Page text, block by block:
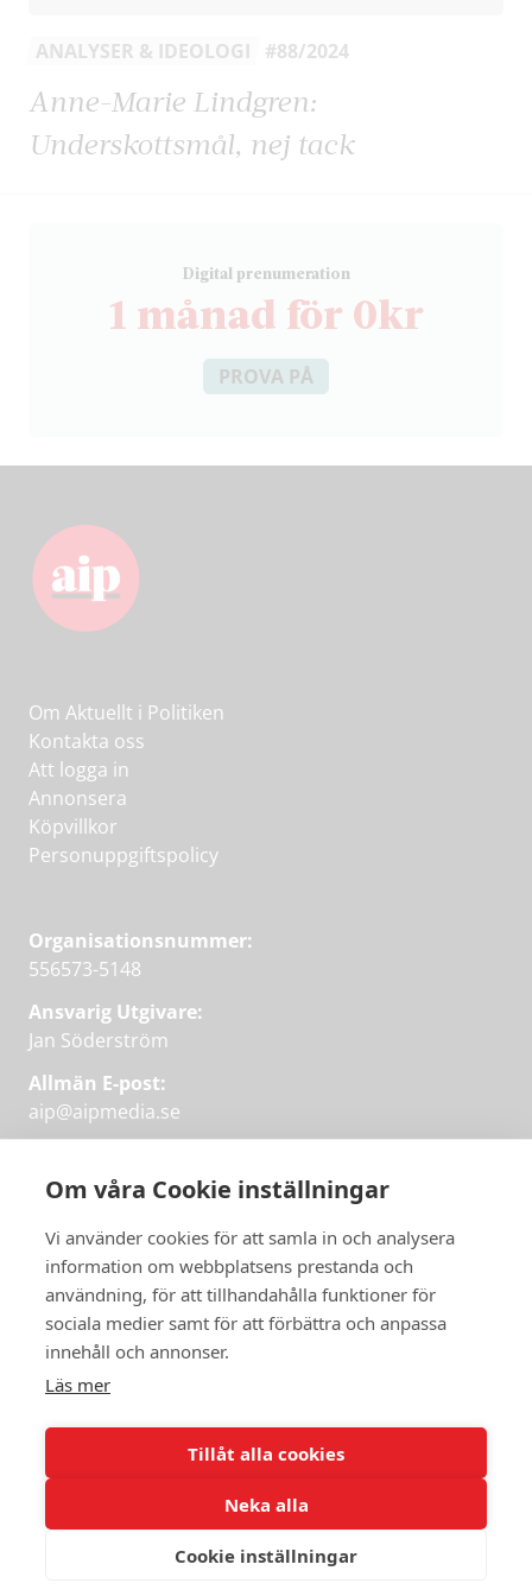
Om våra Cookie inställningar
Vi använder cookies för att samla in och analysera
information om webbplatsens prestanda och
användning, för att tillhandahålla funktioner för
sociala medier samt för att förbättra och anpassa
innehåll och annonser.
Läs mer
Tillåt alla cookies
Neka alla
Cookie inställningar
första månaden
gratis.
PRENUMERERA
ANALYSER & IDEOLOGI #88/2024
Anne-Marie Lindgren:
Underskottsmål, nej tack
Digital prenumeration
1 månad för 0kr
PROVA PÅ
Om Aktuellt i Politiken
Kontakta oss
Att logga in
Annonsera
Köpvillkor
Personuppgiftspolicy
Organisationsnummer:
556573-5148
Ansvarig Utgivare:
Jan Söderström
Allmän E-post:
aip@aipmedia.se
aip@flowyinfo.seeller 08-1210 60 40.
Instagram
LinkedIn
Twitter
Facebook
Få veckans bästa
artiklar på mejlen
PRENUMERERA
© 2026 Aktuellt i Politiken.